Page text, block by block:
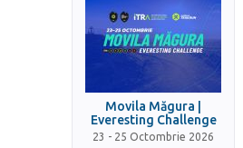
Movila Măgura |
Everesting Challenge
23 - 25 Octombrie 2026